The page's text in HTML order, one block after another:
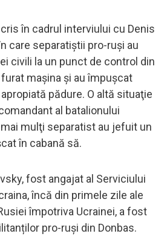
în cadrul interviului cu Denis
care separatiştii pro-ruşi au
civili la un punct de control din
furat mașina și au împușcat
pădure. O altă situaţie
al batalionului
mulţi separatist au jefuit un
în cabană să.
fost angajat al Serviciului
încă din primele zile ale
împotriva Ucrainei, a fost
pro-ruși din Donbas.